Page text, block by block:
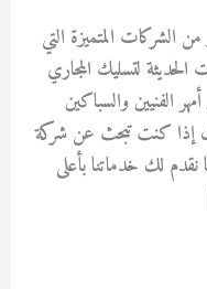
الشركات المتميزة التي
لتسليك المجاري
الفنيين والسباكين
إذا كنت تبحث عن شركة
لك خدماتنا بأعلى